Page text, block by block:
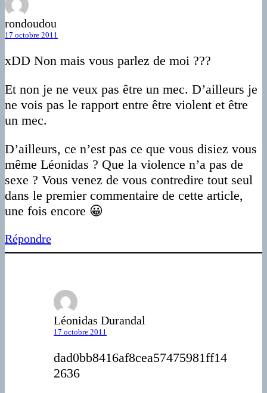
rondoudou
17 octobre 2011
xDD Non mais vous parlez de moi ???
Et non je ne veux pas être un mec. D’ailleurs je
ne vois pas le rapport entre être violent et être
un mec.
D’ailleurs, ce n’est pas ce que vous disiez vous
même Léonidas ? Que la violence n’a pas de
sexe ? Vous venez de vous contredire tout seul
dans le premier commentaire de cette article,
une fois encore 😀
Répondre
Léonidas Durandal
17 octobre 2011
dad0bb8416af8cea57475981ff14
2636